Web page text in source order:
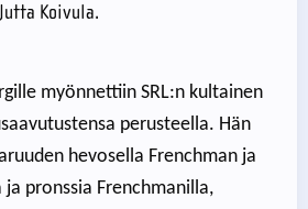
Koivula.
myönnettiin SRL:n kultainen
perusteella. Hän
hevosella Frenchman ja
pronssia Frenchmanilla,